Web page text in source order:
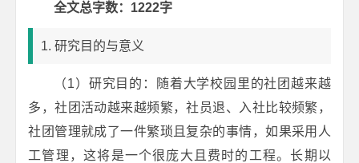
全文总字数：1222字
1. 研究目的与意义
（1）研究目的：随着大学校园里的社团越来越
多，社团活动越来越频繁，社员退、入社比较频繁，
社团管理就成了一件繁琐且复杂的事情，如果采用人
工管理，这将是一个很庞大且费时的工程。长期以